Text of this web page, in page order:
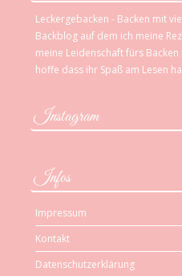
Leckergebacken - Backen mit
Backblog auf dem ich meine
meine Leidenschaft fürs
hoffe dass ihr Spaß am Lesen
Instagram
Infos
Impressum
Kontakt
Datenschutzerklärung